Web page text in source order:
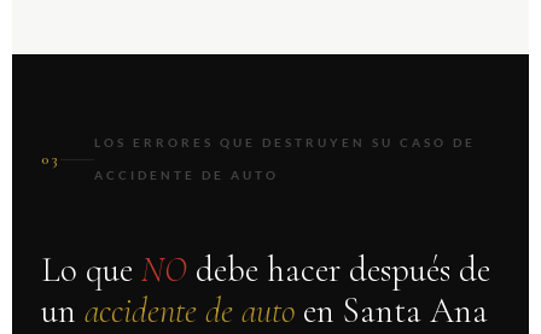
03
LOS ERRORES QUE DESTRUYEN SU CASO DE
ACCIDENTE DE AUTO
Lo que NO debe hacer después de
un accidente de auto en Santa Ana